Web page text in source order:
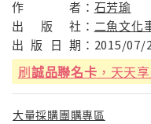
作 者： 石芳瑜
出
版 社： 二魚文化
出 版 日 期： 2015/07/
刷誠品聯名卡 ，天天
大量採購團購專區